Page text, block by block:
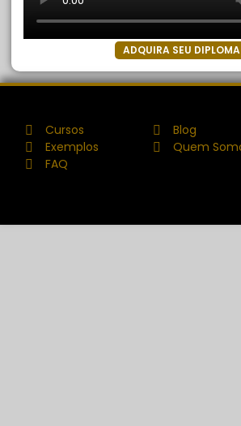
ADQUIRA SEU DIPLOMA
Cursos
Exemplos
FAQ
Blog
Quem